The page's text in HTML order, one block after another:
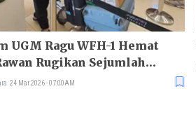
UGM Ragu WFH-1 Hemat
Rugikan Sejumlah
24 Mar 2026 - 07:00AM